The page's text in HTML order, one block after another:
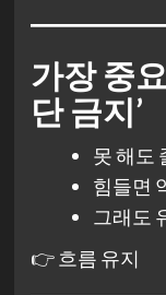
가장 중
단 금지’
못 해도
힘들면
그래도
👉 흐름 유지